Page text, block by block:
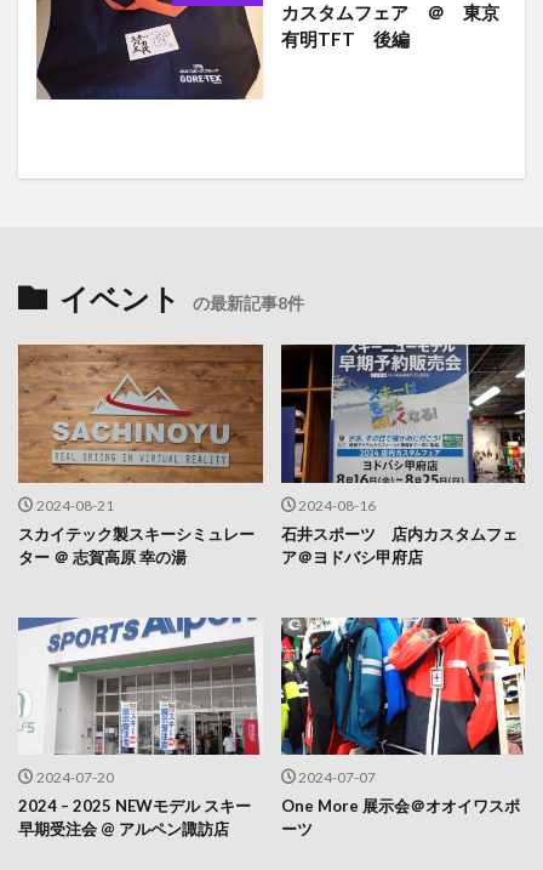
カスタムフェア ＠ 東京
有明TFT 後編
イベント の最新記事8件
2024-08-21
スカイテック製スキーシミュレー
ター ＠ 志賀高原 幸の湯
2024-08-16
石井スポーツ 店内カスタムフェ
ア＠ヨドバシ甲府店
2024-07-20
2024 – 2025 NEWモデル スキー
早期受注会 @ アルペン諏訪店
2024-07-07
One More 展示会＠オオイワスポ
ーツ